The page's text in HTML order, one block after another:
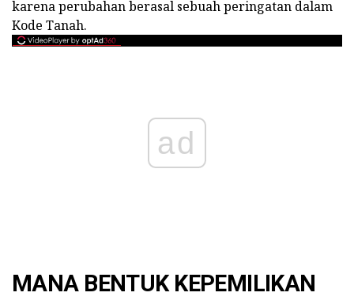
karena perubahan berasal sebuah peringatan dalam
Kode Tanah.
ad
MANA BENTUK KEPEMILIKAN